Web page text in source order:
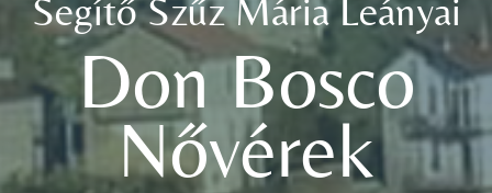
Segítő Szűz Mária Leányai
Don Bosco
Nővérek